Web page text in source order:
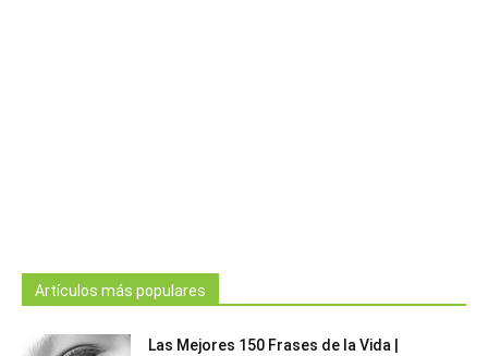
Artículos más populares
Las Mejores 150 Frases de la Vida |